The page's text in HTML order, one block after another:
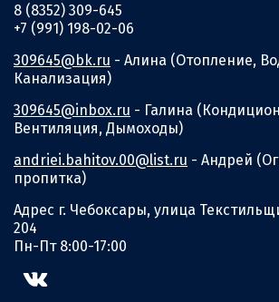
8 (8352) 309-645
+7 (991) 198-02-06
309645@bk.ru - Алина (Отопление,
Канализация)
309645@inbox.ru - Галина
Вентиляция, Дымоходы)
andriei.bahitov.00@list.ru - Андрей
пропитка)
Адрес г. Чебоксары, улица
204
Пн-Пт 8:00-17:00